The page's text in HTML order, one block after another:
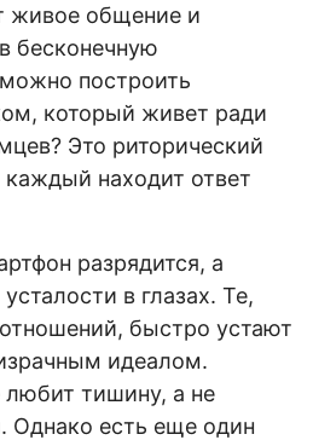
живое общение и
бесконечную
построить
который живет ради
Это риторический
находит ответ
разрядится, а
в глазах. Те,
быстро устают
идеалом.
любит тишину, а не
Однако есть еще один